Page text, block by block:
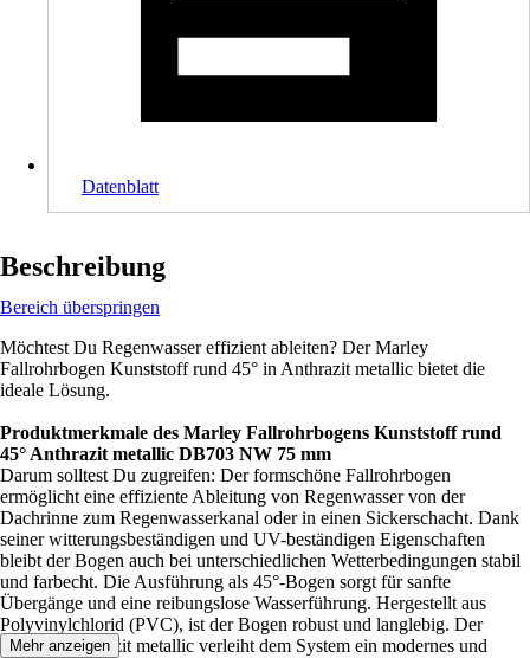
Datenblatt
Beschreibung
Bereich überspringen
Möchtest Du Regenwasser effizient ableiten? Der Marley
Fallrohrbogen Kunststoff rund 45° in Anthrazit metallic bietet die
ideale Lösung.
Produktmerkmale des Marley Fallrohrbogens Kunststoff rund
45° Anthrazit metallic DB703 NW 75 mm
Darum solltest Du zugreifen: Der formschöne Fallrohrbogen
ermöglicht eine effiziente Ableitung von Regenwasser von der
Dachrinne zum Regenwasserkanal oder in einen Sickerschacht. Dank
seiner witterungsbeständigen und UV-beständigen Eigenschaften
bleibt der Bogen auch bei unterschiedlichen Wetterbedingungen stabil
und farbecht. Die Ausführung als 45°-Bogen sorgt für sanfte
Übergänge und eine reibungslose Wasserführung. Hergestellt aus
Polyvinylchlorid (PVC), ist der Bogen robust und langlebig. Der
Farbton Anthrazit metallic verleiht dem System ein modernes und
Mehr anzeigen